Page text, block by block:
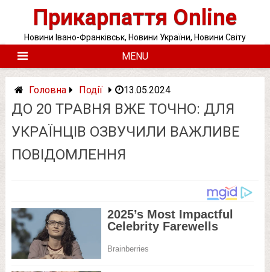
Прикарпаття Online
Новини Івано-Франківськ, Новини України, Новини Світу
MENU
Головна Події 13.05.2024
ДО 20 ТPАВНЯ ВЖЕ ТОЧНО: ДЛЯ
УКPАЇНЦІВ ОЗВУЧИЛИ ВAЖЛИВЕ
ПОВIДОМЛЕННЯ